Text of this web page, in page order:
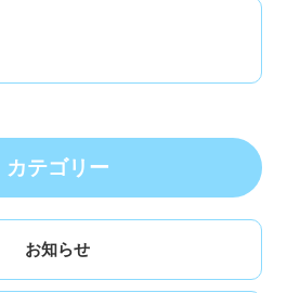
カテゴリー
お知らせ